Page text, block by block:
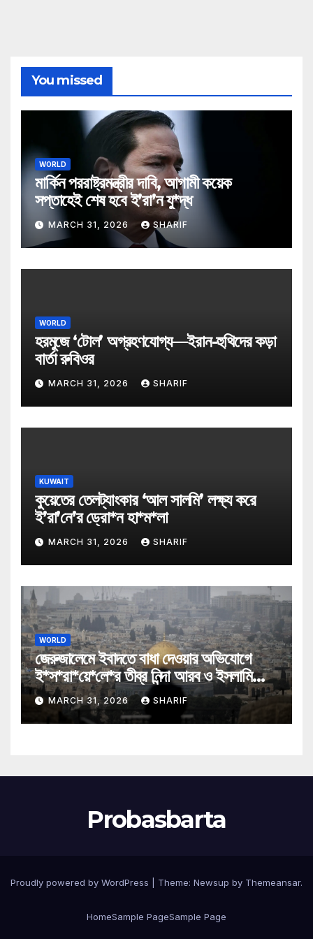
You missed
WORLD
মার্কিন পররাষ্ট্রমন্ত্রীর দাবি, আগামী কয়েক
সপ্তাহেই শেষ হবে ই’রা’ন যু*দ্ধ
MARCH 31, 2026 SHARIF
WORLD
হরমুজে ‘টোল’ অগ্রহণযোগ্য—ইরান-হুথিদের কড়া
বার্তা রুবিওর
MARCH 31, 2026 SHARIF
KUWAIT
কুয়েতের তেলট্যাংকার ‘আল সালমি’ লক্ষ্য করে
ই’রা’নে’র ড্রো*ন হা*ম*লা
MARCH 31, 2026 SHARIF
WORLD
জেরুজালেমে ইবাদতে বাধা দেওয়ার অভিযোগে
ই*স*রা*য়ে*লে*র তীব্র নিন্দা আরব ও ইসলামি
মন্ত্রীদের
MARCH 31, 2026 SHARIF
Probasbarta
Proudly powered by WordPress Theme: Newsup by Themeansar.
HomeSample PageSample Page